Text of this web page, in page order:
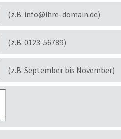
(z.B. info@ihre-domain.de)
(z.B. 0123-56789)
(z.B. September bis November)